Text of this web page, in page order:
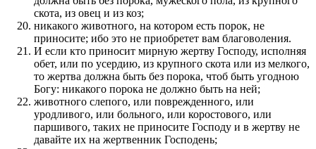
скота, из овец и из коз;
никакого животного, на котором есть порок, не
приносите; ибо это не приобретет вам благоволения.
И если кто приносит мирную жертву Господу, исполняя
обет, или по усердию, из крупного скота или из мелкого,
то жертва должна быть без порока, чтоб быть угодною
Богу: никакого порока не должно быть на ней;
животного слепого, или поврежденного, или
уродливого, или больного, или коростового, или
паршивого, таких не приносите Господу и в жертву не
давайте их на жертвенник Господень;